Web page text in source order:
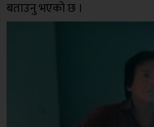
बताउनु भएको छ ।